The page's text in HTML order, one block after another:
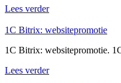
Lees verder
1C Bitrix: websitepromotie
1C Bitrix: websitepromotie.
Lees verder